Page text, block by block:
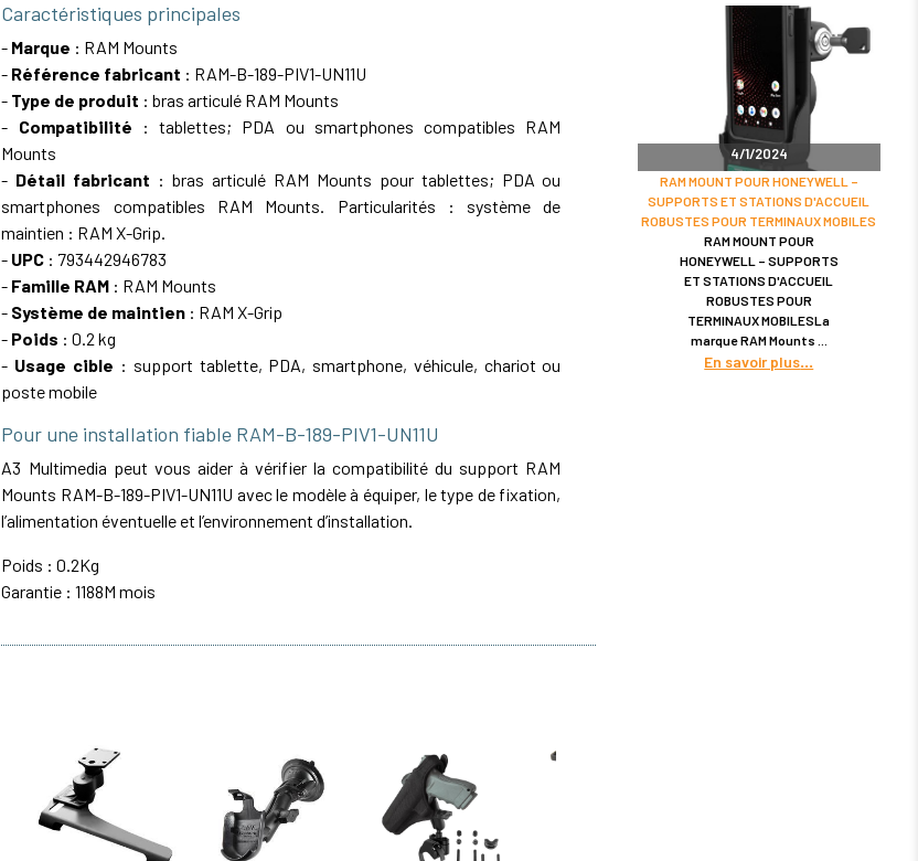
Caractéristiques principales
- Marque : RAM Mounts
- Référence fabricant : RAM-B-189-PIV1-UN11U
- Type de produit : bras articulé RAM Mounts
- Compatibilité : tablettes; PDA ou smartphones compatibles RAM
Mounts
- Détail fabricant : bras articulé RAM Mounts pour tablettes; PDA ou
smartphones compatibles RAM Mounts. Particularités : système de
maintien : RAM X-Grip.
- UPC : 793442946783
- Famille RAM : RAM Mounts
- Système de maintien : RAM X-Grip
- Poids : 0.2 kg
- Usage cible : support tablette, PDA, smartphone, véhicule, chariot ou
poste mobile
Pour une installation fiable RAM-B-189-PIV1-UN11U
A3 Multimedia peut vous aider à vérifier la compatibilité du support RAM
Mounts RAM-B-189-PIV1-UN11U avec le modèle à équiper, le type de fixation,
l’alimentation éventuelle et l’environnement d’installation.
Poids : 0.2Kg
Garantie : 1188M mois
4/1/2024
RAM MOUNT POUR HONEYWELL –
SUPPORTS ET STATIONS D'ACCUEIL
ROBUSTES POUR TERMINAUX MOBILES
RAM MOUNT POUR
HONEYWELL – SUPPORTS
ET STATIONS D'ACCUEIL
ROBUSTES POUR
TERMINAUX MOBILESLa
marque RAM Mounts
En savoir plus